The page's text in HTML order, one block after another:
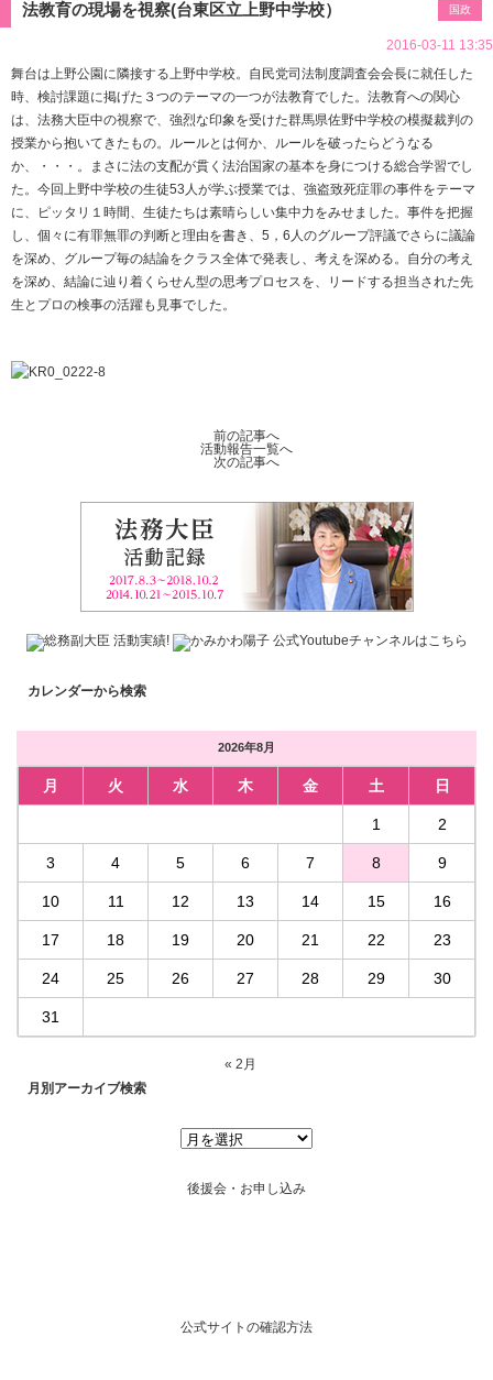
法教育の現場を視察(台東区立上野中学校） 国政
2016-03-11 13:35
舞台は上野公園に隣接する上野中学校。 自民党司法制度調査会会長に就任した
時、 検討課題に掲げた３つのテーマの一つが法教育でした。 法教育への関心
は、法務大臣中の視察で、 強烈な印象を受けた群馬県佐野中学校の模擬裁判の
授業から抱いて きたもの。ルールとは何か、ルールを破ったらどうなる
か、・・・ 。
まさに法の支配が貫く法治国家の基本を身につける総合学習でし
た。今回上野中学校の生徒53人が学ぶ授業では、 強盗致死症罪の事件をテーマ
に、ピッタリ１時間、 生徒たちは素晴らしい集中力をみせました。事件を把握
し、 個々に有罪無罪の判断と理由を書き、5， 6人のグループ評議でさらに議論
を深め、 グループ毎の結論をクラス全体で発表し、考えを深める。 自分の考え
を深め、結論に辿り着くらせん型の思考プロセスを、
リードする担当された先
生とプロの検事の活躍も見事でした。
前の記事へ
活動報告一覧へ
次の記事へ
カレンダーから検索
2026年8月
月 火 水 木 金 土 日
1 2
3 4 5 6 7 8 9
10 11 12 13 14 15 16
17 18 19 20 21 22 23
24 25 26 27 28 29 30
31
« 2月
月別アーカイブ検索
後援会・お申し込み
公式サイトの確認方法